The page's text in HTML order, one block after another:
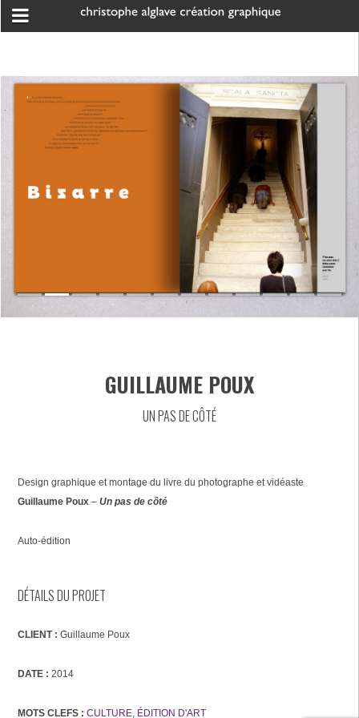
GUILLAUME POUX
UN PAS DE CÔTÉ
Design graphique et montage du livre du photographe et vidéaste
Guillaume Poux –Un pas de côté
Auto-édition
DÉTAILS DU PROJET
CLIENT : Guillaume Poux
DATE : 2014
MOTS CLEFS :CULTURE, ÉDITION D'ART